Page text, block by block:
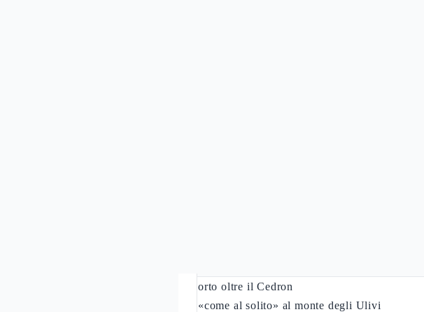
orto oltre il Cedron
«come al solito» al monte degli Ulivi